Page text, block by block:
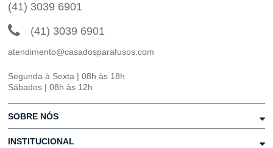
(41) 3039 6901
(41) 3039 6901
atendimento@casadosparafusos.com
Segunda à Sexta | 08h às 18h
Sábados | 08h às 12h
SOBRE NÓS
INSTITUCIONAL